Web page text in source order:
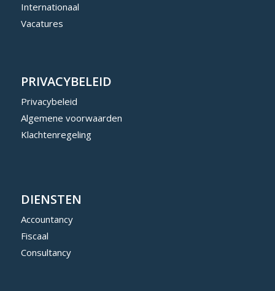
Internationaal
Vacatures
PRIVACYBELEID
Privacybeleid
Algemene voorwaarden
Klachtenregeling
DIENSTEN
Accountancy
Fiscaal
Consultancy